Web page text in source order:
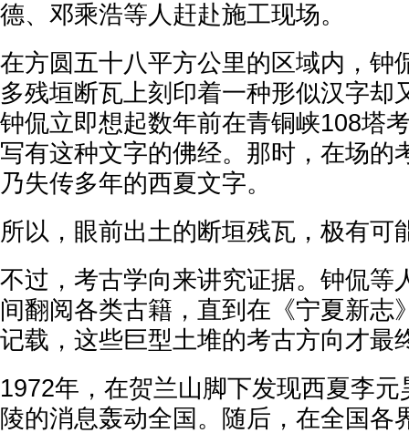
德、邓乘浩等人赶赴施工现场。
在方圆五十八平方公里的区域内，钟
多残垣断瓦上刻印着一种形似汉字却
钟侃立即想起数年前在青铜峡108塔
写有这种文字的佛经。那时，在场的
乃失传多年的西夏文字。
所以，眼前出土的断垣残瓦，极有可
不过，考古学向来讲究证据。钟侃等
间翻阅各类古籍，直到在《宁夏新志
记载，这些巨型土堆的考古方向才最
1972年，在贺兰山脚下发现西夏李
陵的消息轰动全国。随后，在全国各